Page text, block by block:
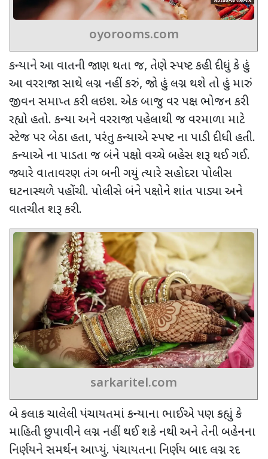
oyorooms.com
કન્યાને આ વાતની જાણ થતા જ, તેણે સ્પષ્ટ કહી દીધું કે હું
આ વરરાજા સાથે લગ્ન નહીં કરું, જો હું લગ્ન થશે તો હું મારું
જીવન સમાપ્ત કરી લઇશ. એક બાજુ વર પક્ષ ભોજન કરી
રહ્યો હતો. કન્યા અને વરરાજા પહેલાથી જ વરમાળા માટે
સ્ટેજ પર બેઠા હતા, પરંતુ કન્યાએ સ્પષ્ટ ના પાડી દીધી હતી.
કન્યાએ ના પાડતા જ બંને પક્ષો વચ્ચે બહેસ શરૂ થઈ ગઈ.
જ્યારે વાતાવરણ તંગ બની ગયું ત્યારે સહોદરા પોલીસ
ઘટનાસ્થળે પહોંચી. પોલીસે બંને પક્ષોને શાંત પાડ્યા અને
વાતચીત શરૂ કરી.
sarkaritel.com
બે કલાક ચાલેલી પંચાયતમાં કન્યાના ભાઈએ પણ કહ્યું કે
માહિતી છુપાવીને લગ્ન નહીં થઈ શકે નથી અને તેની બહેનના
નિર્ણયને સમર્થન આપ્યું. પંચાયતના નિર્ણય બાદ લગ્ન રદ